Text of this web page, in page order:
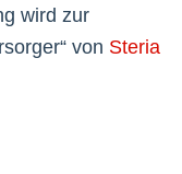
wird zur
von Steria